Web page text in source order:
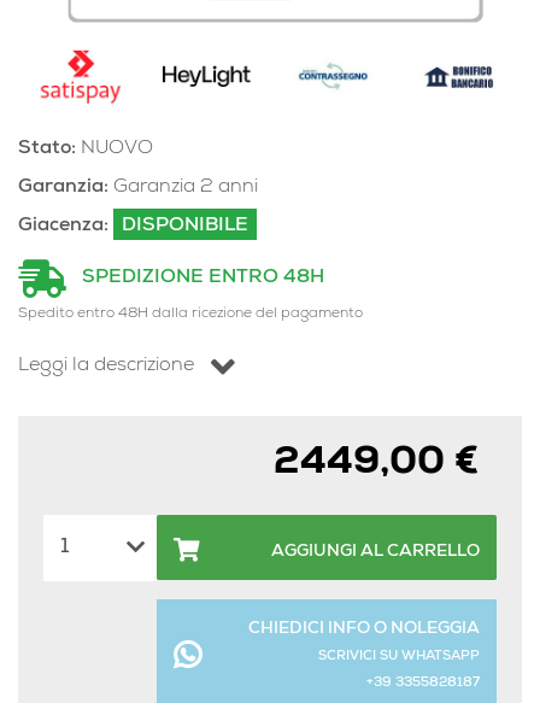
Stato: NUOVO
Garanzia: Garanzia 2 anni
Giacenza:
DISPONIBILE
SPEDIZIONE ENTRO 48H
Spedito entro 48H dalla ricezione del pagamento
Leggi la descrizione
2449,00 €
AGGIUNGI AL CARRELLO
CHIEDICI INFO O NOLEGGIA
SCRIVICI SU WHATSAPP
+39 3355828187